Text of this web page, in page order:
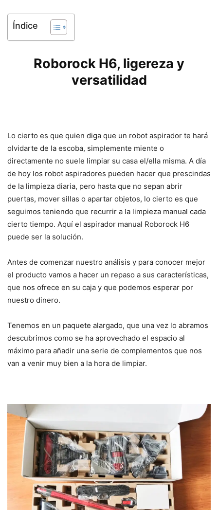
Índice
Roborock H6, ligereza y
versatilidad
Lo cierto es que quien diga que un robot aspirador te hará
olvidarte de la escoba, simplemente miente o
directamente no suele limpiar su casa el/ella misma. A día
de hoy los robot aspiradores pueden hacer que prescindas
de la limpieza diaria, pero hasta que no sepan abrir
puertas, mover sillas o apartar objetos, lo cierto es que
seguimos teniendo que recurrir a la limpieza manual cada
cierto tiempo. Aquí el aspirador manual Roborock H6
puede ser la solución.
Antes de comenzar nuestro análisis y para conocer mejor
el producto vamos a hacer un repaso a sus características,
que nos ofrece en su caja y que podemos esperar por
nuestro dinero.
Tenemos en un paquete alargado, que una vez lo abramos
descubrimos como se ha aprovechado el espacio al
máximo para añadir una serie de complementos que nos
van a venir muy bien a la hora de limpiar.